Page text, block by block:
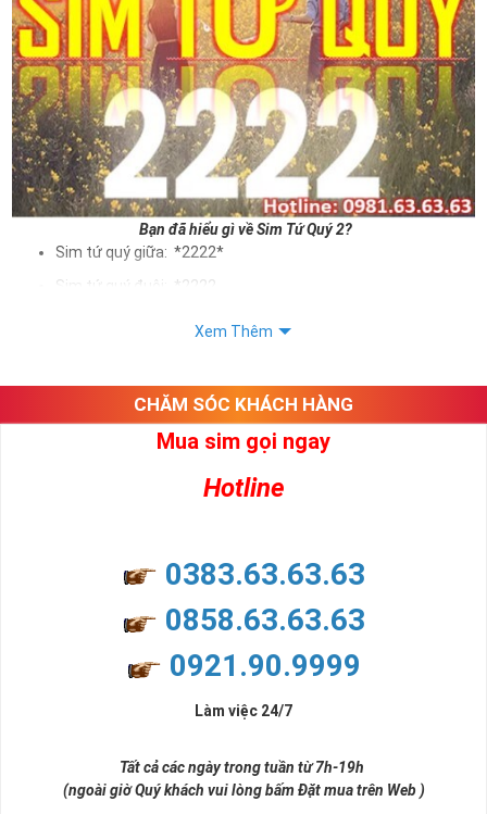
Bạn đã hiểu gì về Sim Tứ Quý 2?
Sim tứ quý giữa: *2222*
Sim tứ quý đuôi: *2222
như sự sắp xếp của các con số trong sim.
Ý nghĩa sim tứ quý 2
nhiều thành công, thăng tiến hơn.
và tính hai mặt. Số 2 thúc giục chúng ta lựa chọn, dựa vào những
đời, nơi bạn phải đưa ra những quyết định quan trọng.
Xem Thêm
CHĂM SÓC KHÁCH HÀNG
Mua sim gọi ngay
Hotline
0383.63.63.63
0858.63.63.63
0921.90.9999
Làm việc 24/7
Tất cả các ngày trong tuần từ 7h-19h
(ngoài giờ Quý khách vui lòng bấm Đặt mua trên Web )